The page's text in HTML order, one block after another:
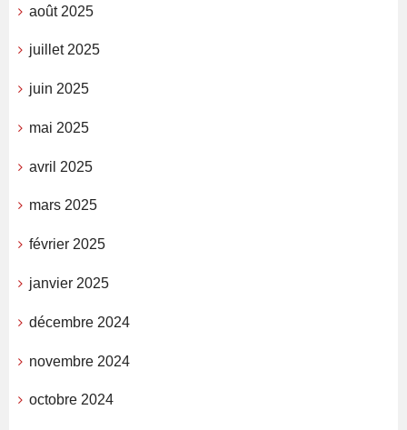
août 2025
juillet 2025
juin 2025
mai 2025
avril 2025
mars 2025
février 2025
janvier 2025
décembre 2024
novembre 2024
octobre 2024